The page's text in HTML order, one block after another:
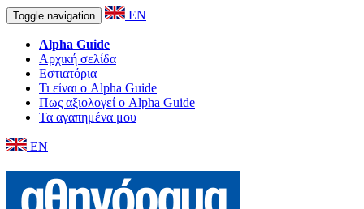
Toggle navigation EN
Alpha Guide
Αρχική σελίδα
Εστιατόρια
Τι είναι ο Alpha Guide
Πως αξιολογεί ο Alpha Guide
Τα αγαπημένα μου
EN